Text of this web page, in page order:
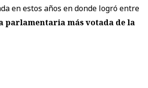
en estos años en donde logró entre
parlamentaria más votada de la